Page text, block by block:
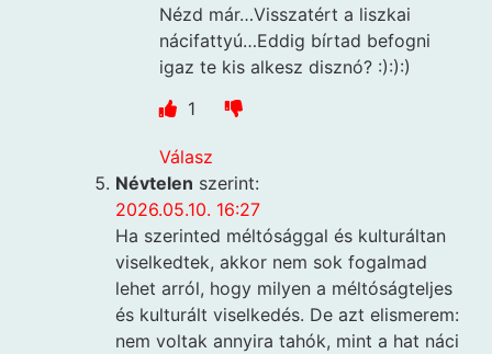
Nézd már…Visszatért a liszkai
nácifattyú…Eddig bírtad befogni
igaz te kis alkesz disznó? :):):)
1
Válasz
Névtelen szerint:
2026.05.10. 16:27
Ha szerinted méltósággal és kulturáltan
viselkedtek, akkor nem sok fogalmad
lehet arról, hogy milyen a méltóságteljes
és kulturált viselkedés. De azt elismerem:
nem voltak annyira tahók, mint a hat náci